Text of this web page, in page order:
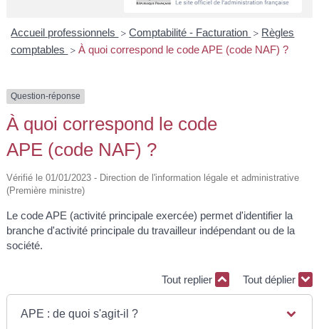
R I
Accueil professionnels > Comptabilité - Facturation > Règles
comptables > À quoi correspond le code APE (code NAF) ?
Question-réponse
À quoi correspond le code
APE (code NAF) ?
Vérifié le 01/01/2023 - Direction de l'information légale et administrative
(Première ministre)
Le code APE (activité principale exercée) permet d'identifier la
branche d'activité principale du travailleur indépendant ou de la
société.
Tout replier Tout déplier
APE : de quoi s'agit-il ?